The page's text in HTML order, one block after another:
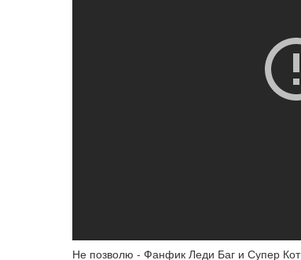
Не позволю - Фанфик Леди Баг и Супер Кот